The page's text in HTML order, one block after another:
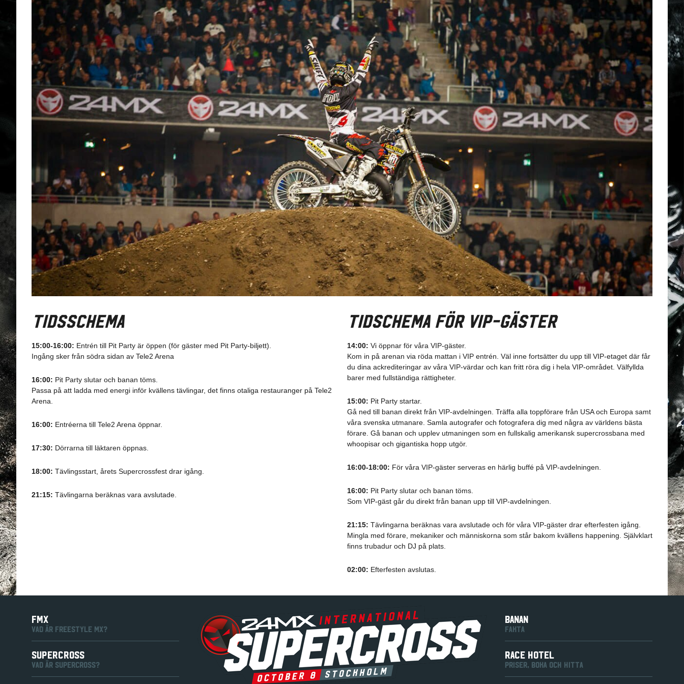
Tidsschema
15:00-16:00: Entrén till Pit Party är öppen (för gäster med Pit Party-biljett).
Ingång sker från södra sidan av Tele2 Arena
16:00: Pit Party slutar och banan töms.
Passa på att ladda med energi inför kvällens tävlingar, det finns otaliga restauranger på Tele2
Arena.
16:00: Entréerna till Tele2 Arena öppnar.
17:30: Dörrarna till läktaren öppnas.
18:00: Tävlingsstart, årets Supercrossfest drar igång.
21:15: Tävlingarna beräknas vara avslutade.
Tidschema för VIP-gäster
14:00: Vi öppnar för våra VIP-gäster.
Kom in på arenan via röda mattan i VIP entrén. Väl inne fortsätter du upp till VIP-etaget där får
du dina ackrediteringar av våra VIP-värdar och kan fritt röra dig i hela VIP-området. Välfyllda
barer med fullständiga rättigheter.
15:00: Pit Party startar.
Gå ned till banan direkt från VIP-avdelningen. Träffa alla toppförare från USA och Europa samt
våra svenska utmanare. Samla autografer och fotografera dig med några av världens bästa
förare. Gå banan och upplev utmaningen som en fullskalig amerikansk supercrossbana med
whoopisar och gigantiska hopp utgör.
16:00-18:00: För våra VIP-gäster serveras en härlig buffé på VIP-avdelningen.
16:00: Pit Party slutar och banan töms.
Som VIP-gäst går du direkt från banan upp till VIP-avdelningen.
21:15: Tävlingarna beräknas vara avslutade och för våra VIP-gäster drar efterfesten igång.
Mingla med förare, mekaniker och människorna som står bakom kvällens happening. Självklart
finns trubadur och DJ på plats.
02:00: Efterfesten avslutas.
FMX
VAD ÄR FREESTYLE MX?
SUPERCROSS
VAD ÄR SUPERCROSS?
BANAN
FAKTA
RACE HOTEL
PRISER, BOKA OCH HITTA